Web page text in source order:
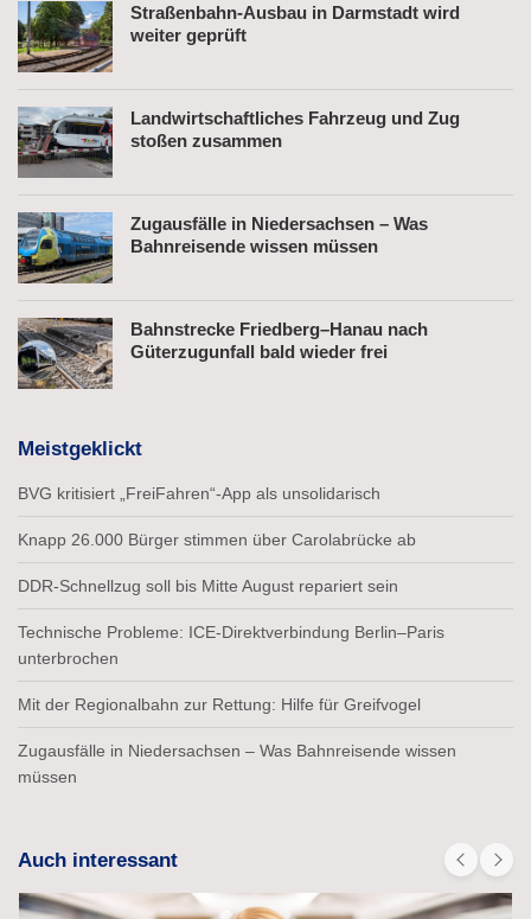
Straßenbahn-Ausbau in Darmstadt wird
weiter geprüft
Landwirtschaftliches Fahrzeug und Zug
stoßen zusammen
Zugausfälle in Niedersachsen – Was
Bahnreisende wissen müssen
Bahnstrecke Friedberg–Hanau nach
Güterzugunfall bald wieder frei
Meistgeklickt
BVG kritisiert „FreiFahren“-App als unsolidarisch
Knapp 26.000 Bürger stimmen über Carolabrücke ab
DDR-Schnellzug soll bis Mitte August repariert sein
Technische Probleme: ICE-Direktverbindung Berlin–Paris
unterbrochen
Mit der Regionalbahn zur Rettung: Hilfe für Greifvogel
Zugausfälle in Niedersachsen – Was Bahnreisende wissen
müssen
Auch interessant